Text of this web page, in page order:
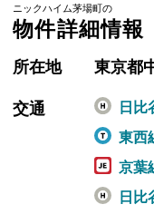
ニックハイム茅場町の
物件詳細情報
所在地
東京都
交通
日比
東西
京葉
日比